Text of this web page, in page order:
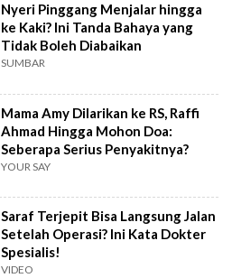
Nyeri Pinggang Menjalar hingga
ke Kaki? Ini Tanda Bahaya yang
Tidak Boleh Diabaikan
SUMBAR
Mama Amy Dilarikan ke RS, Raffi
Ahmad Hingga Mohon Doa:
Seberapa Serius Penyakitnya?
YOUR SAY
Saraf Terjepit Bisa Langsung Jalan
Setelah Operasi? Ini Kata Dokter
Spesialis!
VIDEO